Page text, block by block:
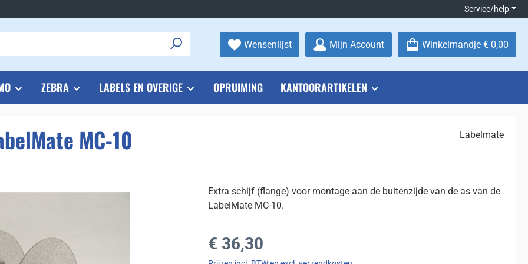
Service/help
WensenlijstJe hebt 0 items op je verlanglijstje
Mijn Account Winkelmandje € 0,00
ZEBRA LABELS EN OVERIGE OPRUIMING KANTOORARTIKELEN
MC-10 Labelmate
Extra schijf (flange) voor montage aan de buitenzijde van de as van de
LabelMate MC-10.
Normale prijs:
€ 36,30